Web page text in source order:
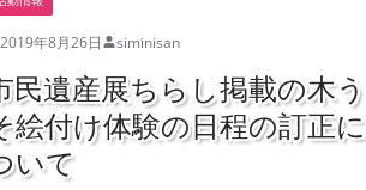
2019年8月26日 siminisan
民遺産展ちらし掲載の木う
絵付け体験の日程の訂正に
いて